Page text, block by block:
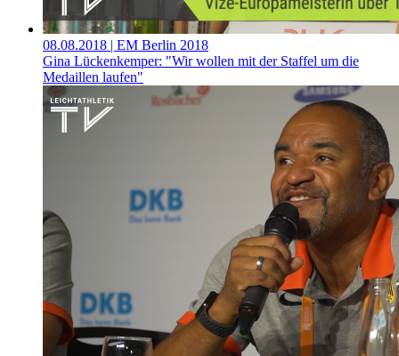
08.08.2018 | EM Berlin 2018
Gina Lückenkemper: "Wir wollen mit der Staffel um die
Medaillen laufen"